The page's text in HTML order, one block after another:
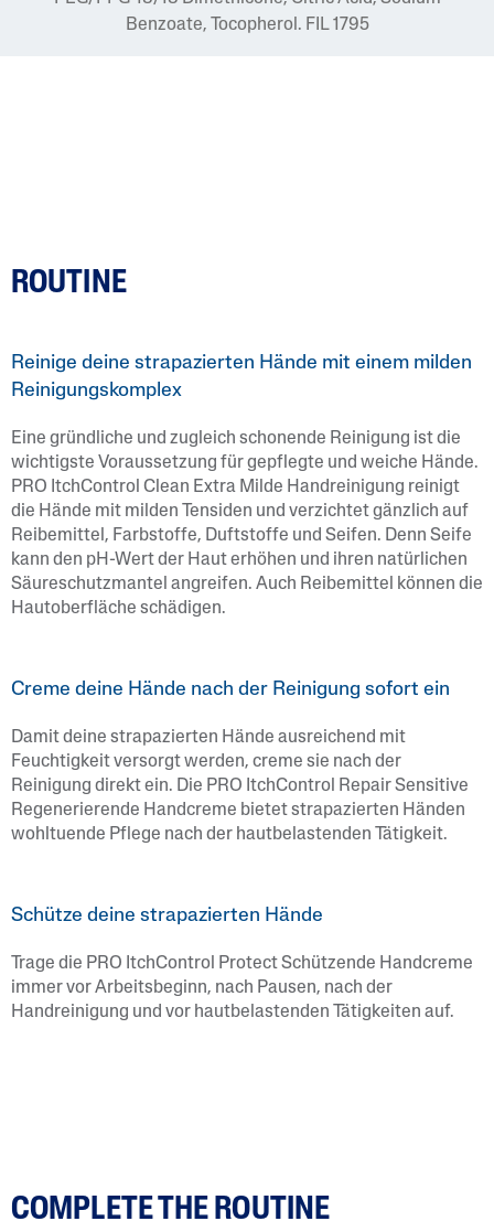
Benzoate, Tocopherol. FIL 1795
ROUTINE
Reinige deine strapazierten Hände mit einem milden
Reinigungskomplex
Eine gründliche und zugleich schonende Reinigung ist die
wichtigste Voraussetzung für gepflegte und weiche Hände.
PRO ItchControl Clean Extra Milde Handreinigung reinigt
die Hände mit milden Tensiden und verzichtet gänzlich auf
Reibemittel, Farbstoffe, Duftstoffe und Seifen. Denn Seife
kann den pH-Wert der Haut erhöhen und ihren natürlichen
Säureschutzmantel angreifen. Auch Reibemittel können die
Hautoberfläche schädigen.
Creme deine Hände nach der Reinigung sofort ein
Damit deine strapazierten Hände ausreichend mit
Feuchtigkeit versorgt werden, creme sie nach der
Reinigung direkt ein. Die PRO ItchControl Repair Sensitive
Regenerierende Handcreme bietet strapazierten Händen
wohltuende Pflege nach der hautbelastenden Tätigkeit.
Schütze deine strapazierten Hände
Trage die PRO ItchControl Protect Schützende Handcreme
immer vor Arbeitsbeginn, nach Pausen, nach der
Handreinigung und vor hautbelastenden Tätigkeiten auf.
COMPLETE THE ROUTINE